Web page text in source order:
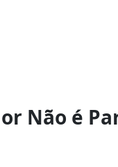
Não é